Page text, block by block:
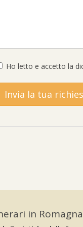
Ho letto e accetto la
in Romagna